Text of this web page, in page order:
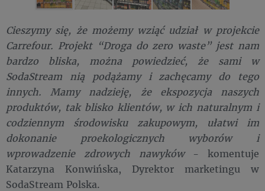
Cieszymy się, że możemy wziąć udział w projekcie
Carrefour. Projekt “Droga do zero waste” jest nam
bardzo bliska, można powiedzieć, że sami w
SodaStream nią podążamy i zachęcamy do tego
innych. Mamy nadzieję, że ekspozycja naszych
produktów, tak blisko klientów, w ich naturalnym i
codziennym środowisku zakupowym, ułatwi im
dokonanie proekologicznych wyborów i
wprowadzenie zdrowych nawyków- komentuje
Katarzyna Konwińska, Dyrektor marketingu w
SodaStream Polska.